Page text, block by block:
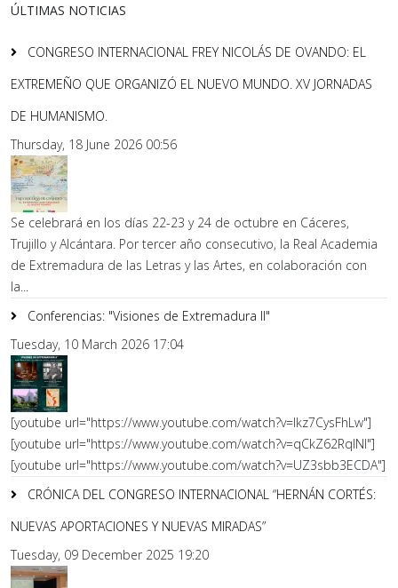
ÚLTIMAS NOTICIAS
CONGRESO INTERNACIONAL FREY NICOLÁS DE OVANDO: EL
EXTREMEÑO QUE ORGANIZÓ EL NUEVO MUNDO. XV JORNADAS
DE HUMANISMO.
Thursday, 18 June 2026 00:56
Se celebrará en los días 22-23 y 24 de octubre en Cáceres,
Trujillo y Alcántara. Por tercer año consecutivo, la Real Academia
de Extremadura de las Letras y las Artes, en colaboración con
la...
Conferencias: "Visiones de Extremadura II"
Tuesday, 10 March 2026 17:04
[youtube url="https://www.youtube.com/watch?v=lkz7CysFhLw"]
[youtube url="https://www.youtube.com/watch?v=qCkZ62RqlNI"]
[youtube url="https://www.youtube.com/watch?v=UZ3sbb3ECDA"]
CRÓNICA DEL CONGRESO INTERNACIONAL “HERNÁN CORTÉS:
NUEVAS APORTACIONES Y NUEVAS MIRADAS”
Tuesday, 09 December 2025 19:20